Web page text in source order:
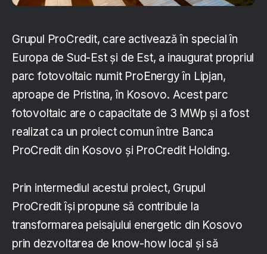
Grupul ProCredit, care activează în special în
Europa de Sud-Est și de Est, a inaugurat propriul
parc fotovoltaic numit ProEnergy în Lipjan,
aproape de Pristina, în Kosovo. Acest parc
fotovoltaic are o capacitate de 3 MWp și a fost
realizat ca un proiect comun între Banca
ProCredit din Kosovo și ProCredit Holding.
Prin intermediul acestui proiect, Grupul
ProCredit își propune să contribuie la
transformarea peisajului energetic din Kosovo
prin dezvoltarea de know-how local și să